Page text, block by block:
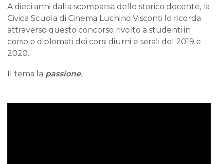
A dieci anni dalla scomparsa dello storico docente, la
Civica Scuola di Cinema Luchino Visconti lo ricorda
attraverso questo concorso rivolto a studenti in
corso e diplomati dei corsi diurni e serali del 2019 e
2020.
Il tema la passione.